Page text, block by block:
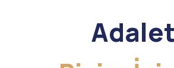
Adalet
Karar